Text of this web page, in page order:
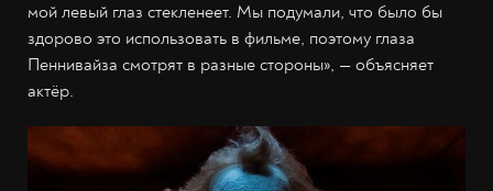
мой левый глаз стекленеет. Мы подумали, что было бы
здорово это использовать в фильме, поэтому глаза
Пеннивайза смотрят в разные стороны», — объясняет
актёр.